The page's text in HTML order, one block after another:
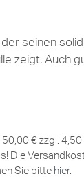
seinen
zeigt. Auch
€ zzgl.
Die
Sie bitte hier.